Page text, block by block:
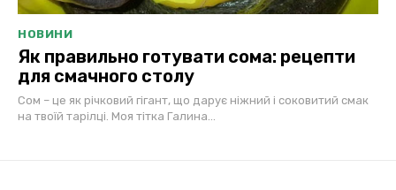
НОВИНИ
Як правильно готувати сома: рецепти
для смачного столу
Сом – це як річковий гігант, що дарує ніжний і соковитий смак
на твоїй тарілці. Моя тітка Галина...